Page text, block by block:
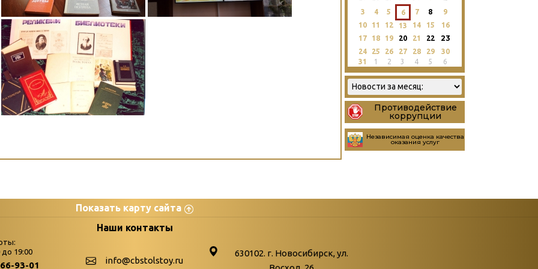
3 4 5 6 7 8
9
10
11 12 13 14 15
16
17
18 19 20 21 22 23
24 25 26 27 28 29
30
31
1 2 3 4 5 6
Противодействие
коррупции
Независимая оценка качества
оказания услуг
Показать карту сайта
Бюллетень новых поступлений
Наши контакты
до 19:00
93-01 info@cbstolstoy.ru
630102. г. Новосибирск, ул.